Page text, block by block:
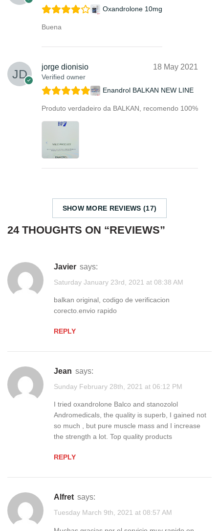
Oxandrolone 10mg
Buena
jorge dionisio
Verified owner
18 May 2021
Enandrol BALKAN NEW LINE
Produto verdadeiro da BALKAN, recomendo 100%
SHOW MORE REVIEWS (17)
24 THOUGHTS ON “REVIEWS”
javier says:
Saturday January 23rd, 2021 at 08:38 AM
balkan original, codigo de verificacion
corecto.envio rapido
REPLY
Jean says:
Sunday February 28th, 2021 at 06:12 PM
I tried oxandrolone Balco and stanozolol
Andromedicals, the quality is superb, I gained not
so much , but pure muscle mass and I increase
the strength a lot. Top quality products
REPLY
Alfret says:
Tuesday March 9th, 2021 at 08:57 AM